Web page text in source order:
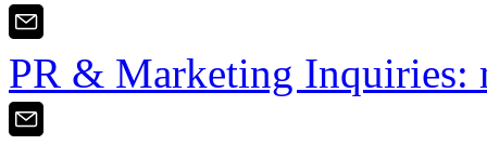
PR & Marketing Inquiries: